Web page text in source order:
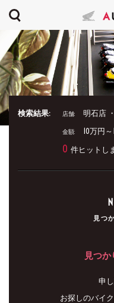
検索結果: 店舗: 明石店 ・
金額: 10万円
0 件ヒットし
見つ
見つか
申
お探しのバイ